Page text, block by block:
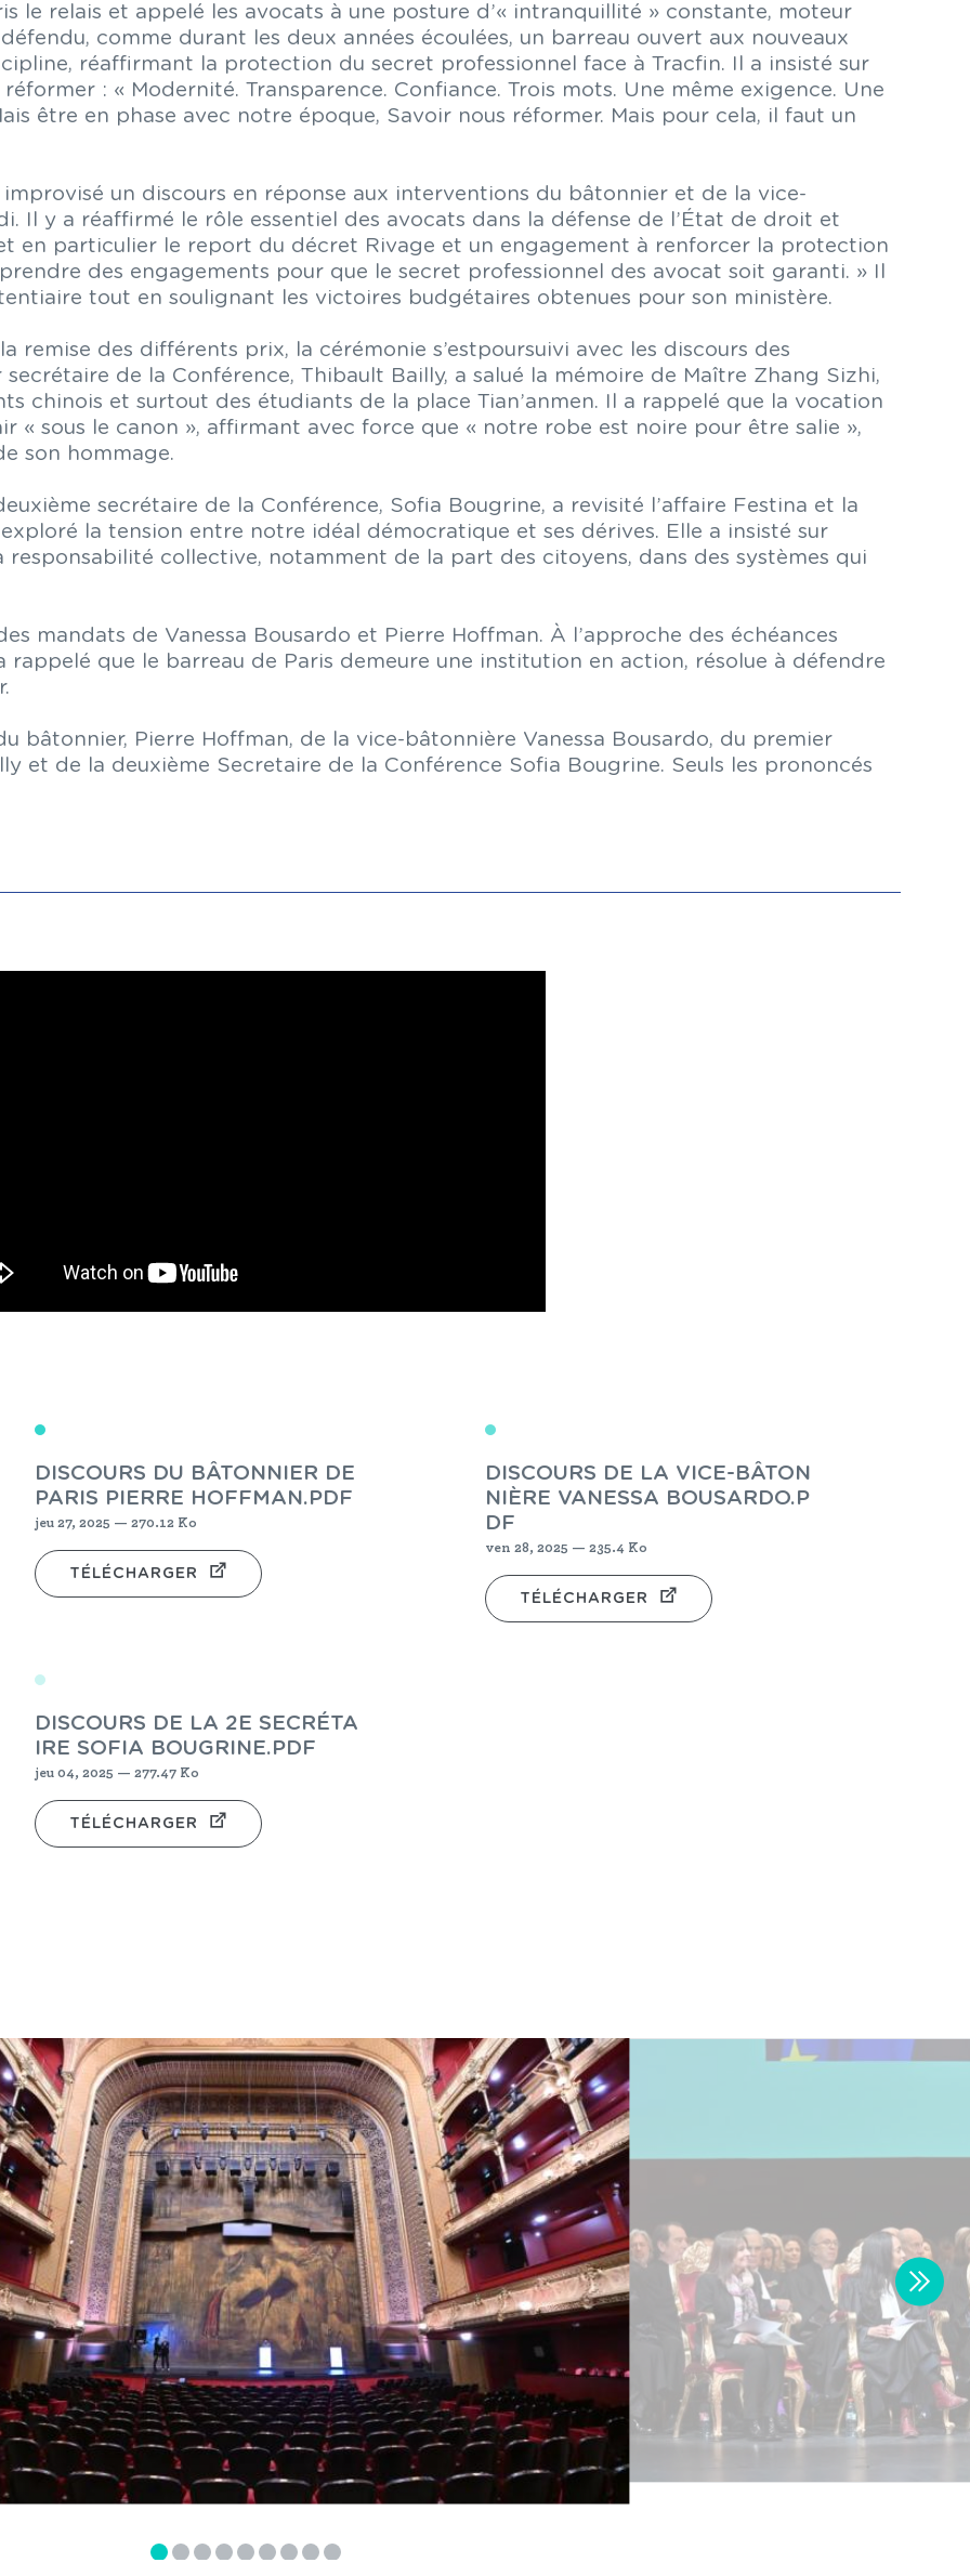
le relais et appelé les avocats à une posture d’« intranquillité » constante, moteur
comme durant les deux années écoulées, un barreau ouvert aux nouveaux
réaffirmant la protection du secret professionnel face à Tracfin. Il a insisté sur
: « Modernité. Transparence. Confiance. Trois mots. Une même exigence. Une
être en phase avec notre époque, Savoir nous réformer. Mais pour cela, il faut un
un discours en réponse aux interventions du bâtonnier et de la vice-
Il y a réaffirmé le rôle essentiel des avocats dans la défense de l’État de droit et
en particulier le report du décret Rivage et un engagement à renforcer la protection
des engagements pour que le secret professionnel des avocat soit garanti. » Il
tout en soulignant les victoires budgétaires obtenues pour son ministère.
remise des différents prix, la cérémonie s’estpoursuivi avec les discours des
de la Conférence, Thibault Bailly, a salué la mémoire de Maître Zhang Sizhi,
chinois et surtout des étudiants de la place Tian’anmen. Il a rappelé que la vocation
« sous le canon », affirmant avec force que « notre robe est noire pour être salie »,
son hommage.
secrétaire de la Conférence, Sofia Bougrine, a revisité l’affaire Festina et la
la tension entre notre idéal démocratique et ses dérives. Elle a insisté sur
responsabilité collective, notamment de la part des citoyens, dans des systèmes qui
mandats de Vanessa Bousardo et Pierre Hoffman. À l’approche des échéances
rappelé que le barreau de Paris demeure une institution en action, résolue à défendre
bâtonnier, Pierre Hoffman, de la vice-bâtonnière Vanessa Bousardo, du premier
et de la deuxième Secretaire de la Conférence Sofia Bougrine. Seuls les prononcés
DISCOURS DU BÂTONNIER DE
PARIS PIERRE HOFFMAN.PDF
jeu 27, 2025 — 270.12 Ko
TÉLÉCHARGER
DISCOURS DE LA VICE-BÂTON
NIÈRE VANESSA BOUSARDO.P
DF
ven 28, 2025 — 235.4 Ko
TÉLÉCHARGER
DISCOURS DE LA 2E SECRÉTA
IRE SOFIA BOUGRINE.PDF
jeu 04, 2025 — 277.47 Ko
TÉLÉCHARGER